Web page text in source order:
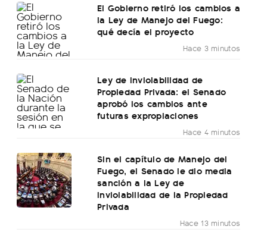
El Gobierno retiró los cambios a
la Ley de Manejo del Fuego:
qué decía el proyecto
Hace 3 minutos
Ley de Inviolabilidad de
Propiedad Privada: el Senado
aprobó los cambios ante
futuras expropiaciones
Hace 4 minutos
Sin el capítulo de Manejo del
Fuego, el Senado le dio media
sanción a la Ley de
Inviolabilidad de la Propiedad
Privada
Hace 13 minutos